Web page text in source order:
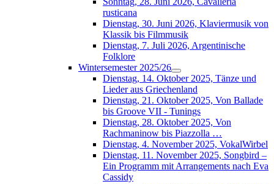
rusticana
Dienstag, 30. Juni 2026, Klaviermusik von
Klassik bis Filmmusik
Dienstag, 7. Juli 2026, Argentinische
Folklore
Wintersemester 2025/26
Dienstag, 14. Oktober 2025, Tänze und
Lieder aus Griechenland
Dienstag, 21. Oktober 2025, Von Ballade
bis Groove VII - Tunings
Dienstag, 28. Oktober 2025, Von
Rachmaninow bis Piazzolla …
Dienstag, 4. November 2025, VokalWirbel
Dienstag, 11. November 2025, Songbird –
Ein Programm mit Arrangements nach Eva
Cassidy